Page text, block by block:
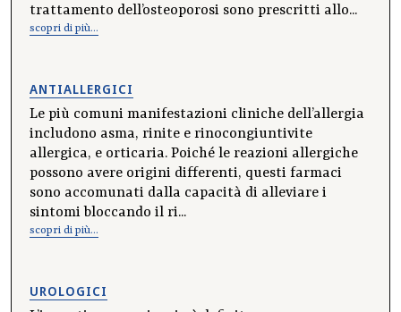
trattamento dell’osteoporosi sono prescritti allo...
scopri di più...
ANTIALLERGICI
Le più comuni manifestazioni cliniche dell’allergia
includono asma, rinite e rinocongiuntivite
allergica, e orticaria. Poiché le reazioni allergiche
possono avere origini differenti, questi farmaci
sono accomunati dalla capacità di alleviare i
sintomi bloccando il ri...
scopri di più...
UROLOGICI